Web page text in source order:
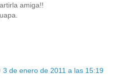
amiga!!
3 de enero de 2011 a las 15:19